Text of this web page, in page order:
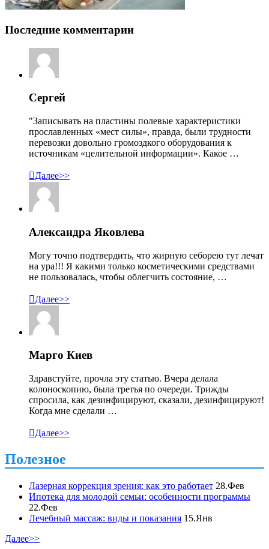
Последние комментарии
Сергей
"Записывать на пластины полевые характеристики
прославленных «мест силы», правда, были трудности
перевозки довольно громоздкого оборудования к
источникам «целительной информации». Какое …
Далее>>
Александра Яковлева
Могу точно подтвердить, что жирную себорею тут лечат
на ура!!! Я какими только косметическими средствами
не пользовалась, чтобы облегчить состояние, …
Далее>>
Марго Киев
Здравстуйте, прочла эту статью. Вчера делала
колоноскопию, была третья по очереди. Трижды
спросила, как дезинфицируют, сказали, дезинфицируют!
Когда мне сделали …
Далее>>
Полезное
Лазерная коррекция зрения: как это работает 28.Фев
Ипотека для молодой семьи: особенности программы
22.Фев
Лечебный массаж: виды и показания 15.Янв
Далее>>